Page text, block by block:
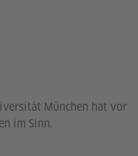
München hat vor
im Sinn.